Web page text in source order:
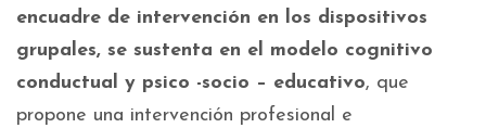
encuadre de intervención en los dispositivos
grupales, se sustenta en el modelo cognitivo
conductual y psico -socio – educativo, que
propone una intervención profesional e